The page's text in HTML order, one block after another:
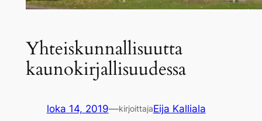
Yhteiskunnallisuutta
kaunokirjallisuudessa
loka 14, 2019—kirjoittajaEija Kalliala